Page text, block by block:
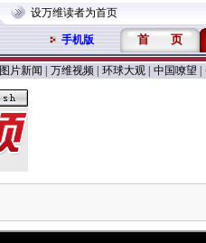
设万维读者为首页
手机版 首 页
图片新闻 万维视频 环球大观 中国嘹望